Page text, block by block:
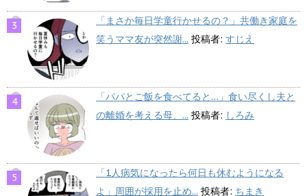
「まさか毎日学童行かせるの？」共働き家庭を
笑うママ友が突然謝... 投稿者: すじえ
「パパとご飯を食べてると…」食い尽くし夫と
の離婚を考える母、... 投稿者: しろみ
「1人病気になったら何日も休むようになる
よ」周囲が採用を止め... 投稿者: ちまき